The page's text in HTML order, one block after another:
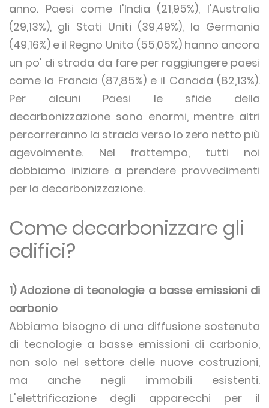
anno. Paesi come l'India (21,95%), l'Australia
(29,13%), gli Stati Uniti (39,49%), la Germania
(49,16%) e il Regno Unito (55,05%) hanno ancora
un po' di strada da fare per raggiungere paesi
come la Francia (87,85%) e il Canada (82,13%).
Per alcuni Paesi le sfide della
decarbonizzazione sono enormi, mentre altri
percorreranno la strada verso lo zero netto più
agevolmente. Nel frattempo, tutti noi
dobbiamo iniziare a prendere provvedimenti
per la decarbonizzazione.
Come decarbonizzare gli
edifici?
1) Adozione di tecnologie a basse emissioni di
carbonio
Abbiamo bisogno di una diffusione sostenuta
di tecnologie a basse emissioni di carbonio,
non solo nel settore delle nuove costruzioni,
ma anche negli immobili esistenti.
L'elettrificazione degli apparecchi per il